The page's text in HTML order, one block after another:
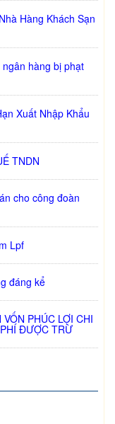
Hàng Khách Sạn
hàng bị phạt
Xuất Nhập Khẩu
TNDN
cho công đoàn
Lpf
đáng kể
PHÚC LỢI CHI
ĐƯỢC TRỪ